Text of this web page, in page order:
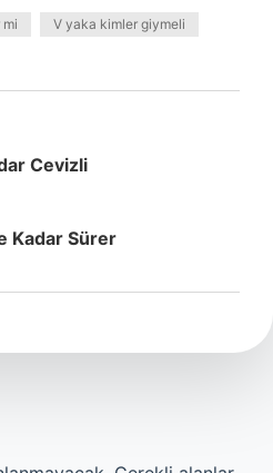
V yaka kimler giymeli
Cevizli
Kadar Sürer